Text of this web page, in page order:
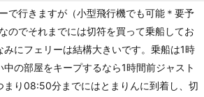
で行きますが（小型飛行機でも可能＊要予
なのでそれまでには切符を買って乗船してお
みにフェリーは結構大きいです。乗船は1時
の部屋をキープするなら1時間前ジャスト
まり08:50分までにはとまりんに到着し、切